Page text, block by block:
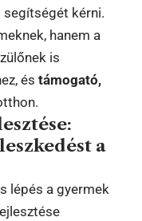
kérni.
hanem a
is
és támogató,
a
lépés a gyermek